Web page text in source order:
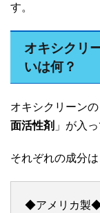
す。
オキシクリ
いは何？
オキシクリーン
面活性剤 」が入
それぞれの成分
◆アメリカ製